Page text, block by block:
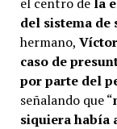
del sistema
hermano,
caso de
por parte del
señalando que “
siquiera había